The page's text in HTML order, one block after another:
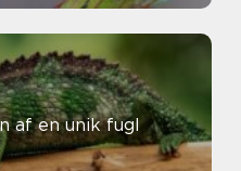
af en unik fugl